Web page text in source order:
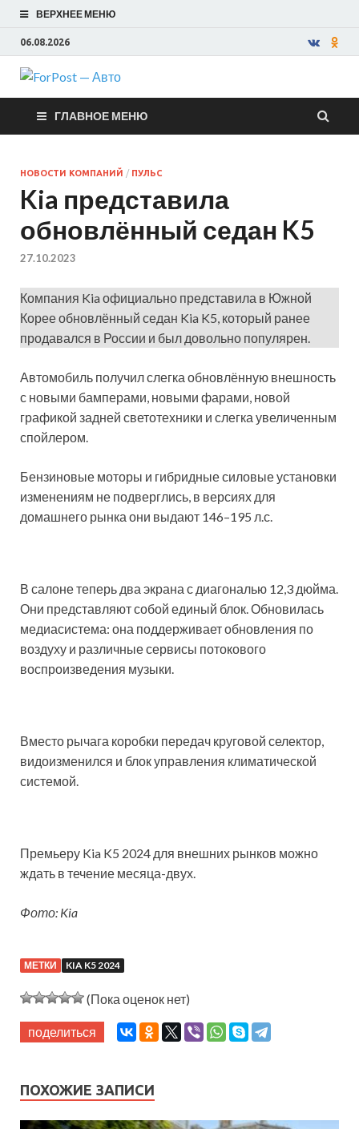
ВЕРХНЕЕ МЕНЮ
06.08.2026
ForPost —
Авто
ГЛАВНОЕ МЕНЮ
НОВОСТИ КОМПАНИЙ / ПУЛЬС
Kia представила
обновлённый седан K5
27.10.2023
Компания Kia официально представила в Южной
Корее обновлённый седан Kia K5, который ранее
продавался в России и был довольно популярен.
Автомобиль получил слегка обновлённую внешность
с новыми бамперами, новыми фарами, новой
графикой задней светотехники и слегка увеличенным
спойлером.
Бензиновые моторы и гибридные силовые установки
изменениям не подверглись, в версиях для
домашнего рынка они выдают 146–195 л.с.
В салоне теперь два экрана с диагональю 12,3 дюйма.
Они представляют собой единый блок. Обновилась
медиасистема: она поддерживает обновления по
воздуху и различные сервисы потокового
воспроизведения музыки.
Вместо рычага коробки передач круговой селектор,
видоизменился и блок управления климатической
системой.
Премьеру Kia K5 2024 для внешних рынков можно
ждать в течение месяца-двух.
Фото: Kia
МЕТКИ KIA K5 2024
(Пока оценок нет)
поделиться
ПОХОЖИЕ ЗАПИСИ